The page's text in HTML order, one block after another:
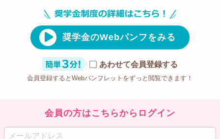
奨学金のWebパンフをみる
あわせて会員登録する
会員登録するとWebパンフレットをずっと閲覧できます！
会員の方はこちらからログイン